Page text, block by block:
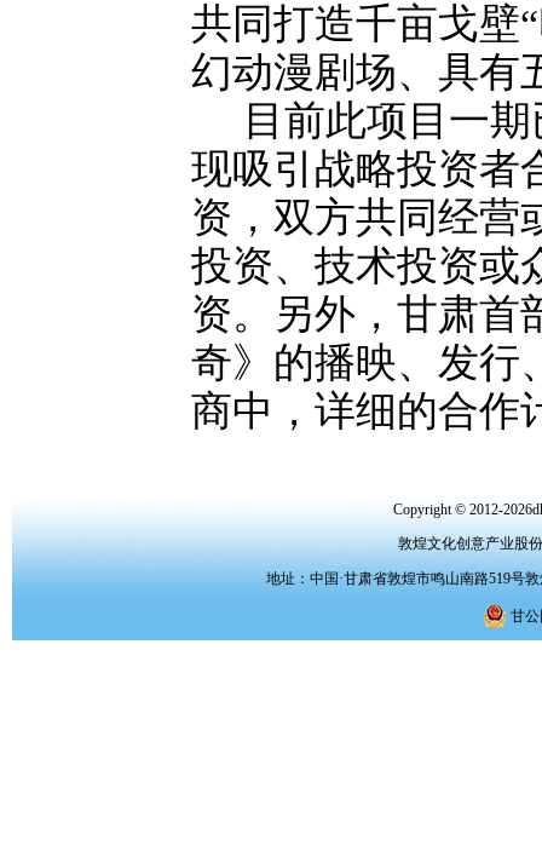
共同打造千亩戈壁
幻动漫剧场、具有
目前此项目一期
现吸引战略投资者
资，双方共同经营
投资、技术投资或
资。另外，甘肃首
奇》的播映、发行
商中，详细的合作
Copyright © 2012-
敦煌文化创意产业股
地址：中国·甘肃省敦煌市鸣山南路519号
甘公